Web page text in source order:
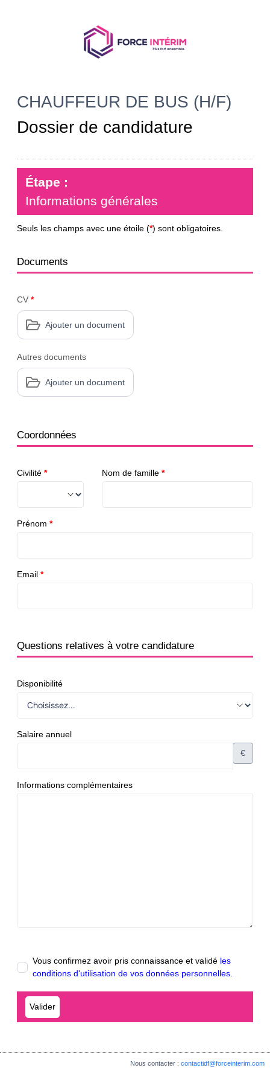
CHAUFFEUR DE BUS (H/F)
Dossier de candidature
Étape :
Informations générales
Seuls les champs avec une étoile (*) sont obligatoires.
Documents
CV *
Ajouter un document
Autres documents
Ajouter un document
Coordonnées
Civilité * Nom de famille *
Prénom *
Email *
Questions relatives à votre candidature
Disponibilité
Salaire annuel
€
Informations complémentaires
Vous confirmez avoir pris connaissance et validé les
conditions d'utilisation de vos données personnelles.
Nous contacter :contactidf@forceinterim.com